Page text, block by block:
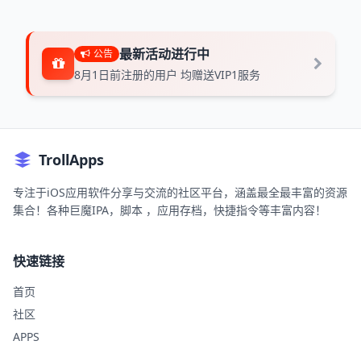
公告 最新活动进行中
8月1日前注册的用户 均赠送VIP1服务
TrollApps
专注于iOS应用软件分享与交流的社区平台，涵盖最全最丰富的资源
集合！各种巨魔IPA，脚本 ，应用存档，快捷指令等丰富内容！
快速链接
首页
社区
APPS